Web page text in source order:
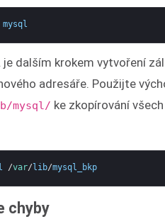
mysql
je dalším krokem vytvoření
adresáře. Použijte
mysql/ ke zkopírování všech
/var/lib/mysql_bkp
chyby